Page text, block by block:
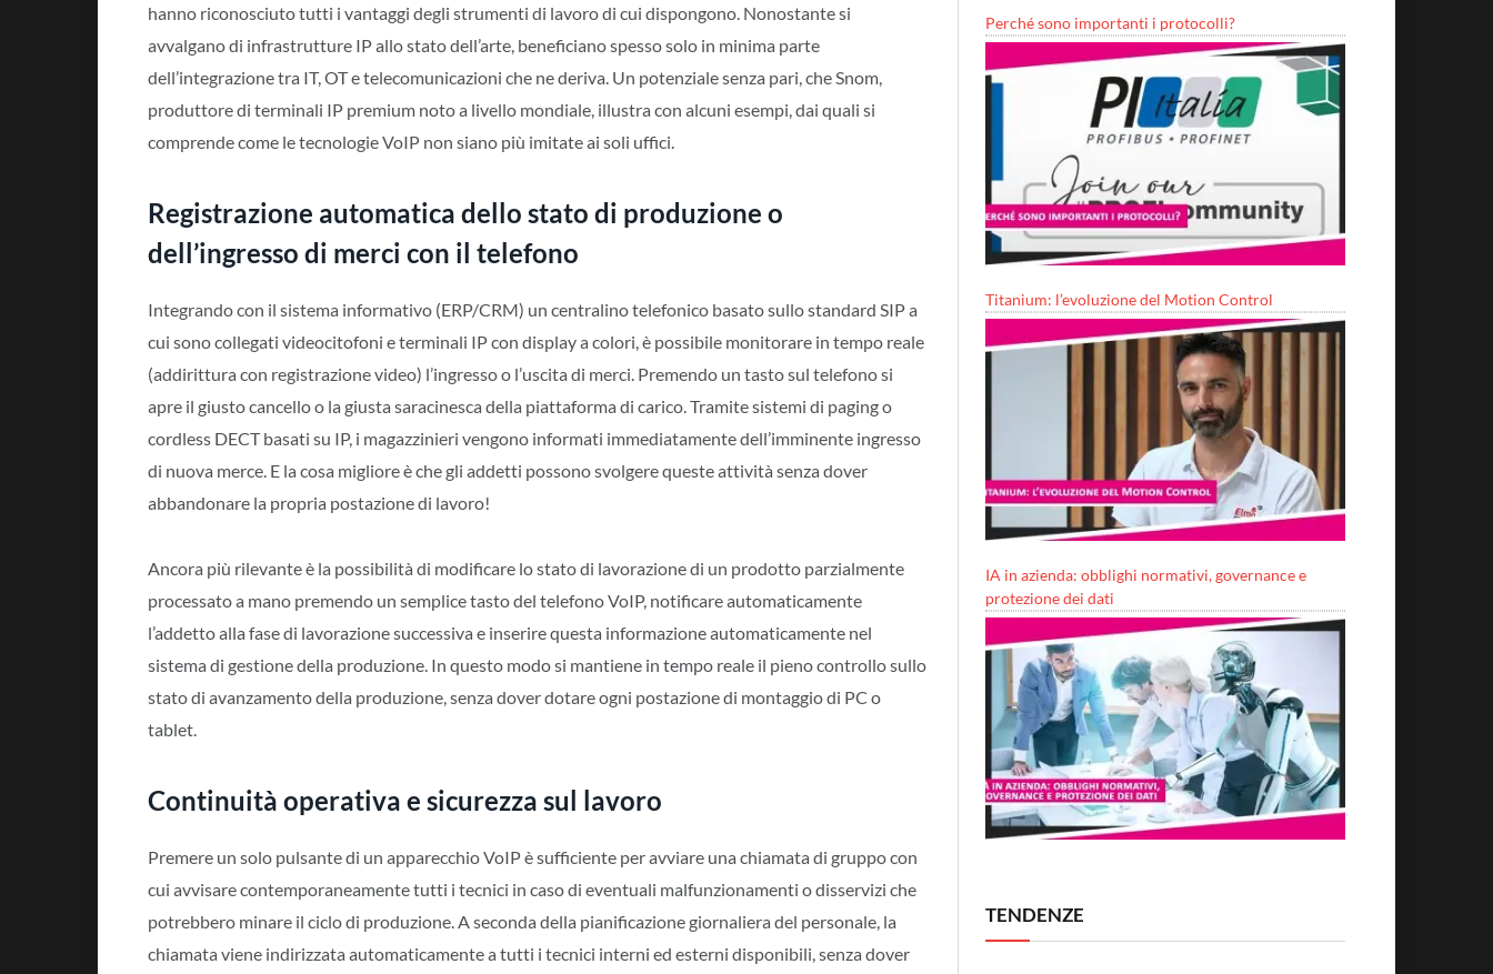
hanno riconosciuto tutti i vantaggi degli strumenti di lavoro di cui dispongono. Nonostante si
avvalgano di infrastrutture IP allo stato dell’arte, beneficiano spesso solo in minima parte
dell’integrazione tra IT, OT e telecomunicazioni che ne deriva. Un potenziale senza pari, che Snom,
produttore di terminali IP premium noto a livello mondiale, illustra con alcuni esempi, dai quali si
comprende come le tecnologie VoIP non siano più imitate ai soli uffici.
Registrazione automatica dello stato di produzione o
dell’ingresso di merci con il telefono
Integrando con il sistema informativo (ERP/CRM) un centralino telefonico basato sullo standard SIP a
cui sono collegati videocitofoni e terminali IP con display a colori, è possibile monitorare in tempo reale
(addirittura con registrazione video) l’ingresso o l’uscita di merci. Premendo un tasto sul telefono si
apre il giusto cancello o la giusta saracinesca della piattaforma di carico. Tramite sistemi di paging o
cordless DECT basati su IP, i magazzinieri vengono informati immediatamente dell’imminente ingresso
di nuova merce. E la cosa migliore è che gli addetti possono svolgere queste attività senza dover
abbandonare la propria postazione di lavoro!
Ancora più rilevante è la possibilità di modificare lo stato di lavorazione di un prodotto parzialmente
processato a mano premendo un semplice tasto del telefono VoIP, notificare automaticamente
l’addetto alla fase di lavorazione successiva e inserire questa informazione automaticamente nel
sistema di gestione della produzione. In questo modo si mantiene in tempo reale il pieno controllo sullo
stato di avanzamento della produzione, senza dover dotare ogni postazione di montaggio di PC o
tablet.
Continuità operativa e sicurezza sul lavoro
Premere un solo pulsante di un apparecchio VoIP è sufficiente per avviare una chiamata di gruppo con
cui avvisare contemporaneamente tutti i tecnici in caso di eventuali malfunzionamenti o disservizi che
potrebbero minare il ciclo di produzione. A seconda della pianificazione giornaliera del personale, la
chiamata viene indirizzata automaticamente a tutti i tecnici interni ed esterni disponibili, senza dover
Perché sono importanti i protocolli?
Titanium: l’evoluzione del Motion Control
IA in azienda: obblighi normativi, governance e
protezione dei dati
TENDENZE